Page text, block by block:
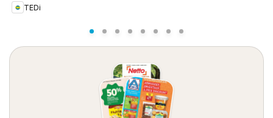
TEDi